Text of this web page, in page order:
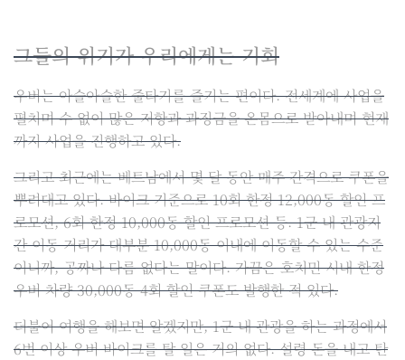
그들의 위기가 우리에게는 기회
우버는 아슬아슬한 줄타기를 즐기는 편이다. 전세계에 사업을
펼치며 수 없이 많은 저항과 과징금을 온몸으로 받아내며 현재
까지 사업을 진행하고 있다.
그리고 최근에는 베트남에서 몇 달 동안 매주 간격으로 쿠폰을
뿌려대고 있다. 바이크 기준으로 10회 한정 12,000동 할인 프
로모션, 6회 한정 10,000동 할인 프로모션 등. 1군 내 관광지
간 이동 거리가 대부분 10,000동 이내에 이동할 수 있는 수준
이니까, 공짜나 다름 없다는 말이다. 가끔은 호치민 시내 한정
우버 차량 30,000동 4회 할인 쿠폰도 발행한 적 있다.
더불어 여행을 해보면 알겠지만, 1군 내 관광을 하는 과정에서
6번 이상 우버 바이크를 탈 일은 거의 없다. 설령 돈을 내고 탄